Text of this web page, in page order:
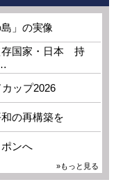
」の実像
存国家・日本 持
ップ2026
の再構築を
ンへ
»もっと見る